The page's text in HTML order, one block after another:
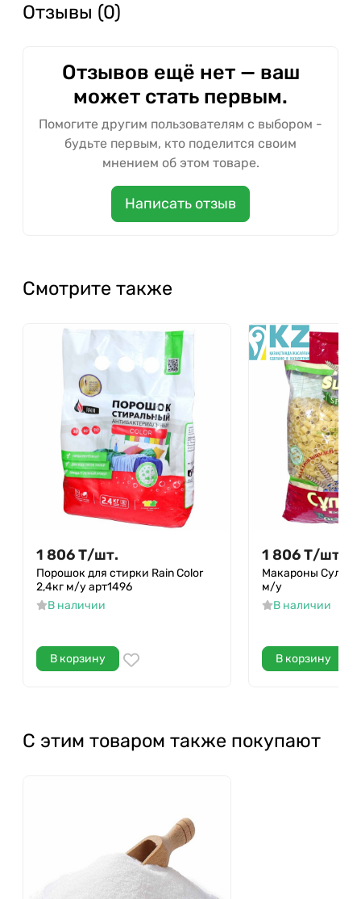
Отзывы (0)
Отзывов ещё нет — ваш
может стать первым.
Помогите другим пользователям с выбором -
будьте первым, кто поделится своим
мнением об этом товаре.
Написать отзыв
Смотрите также
1 806Т/шт.
Порошок для стирки Rain Color
2,4кг м/у арт1496
В наличии
В корзину
1 806Т/шт.
Макароны Султан
м/у
В наличии
В корзину
С этим товаром также покупают